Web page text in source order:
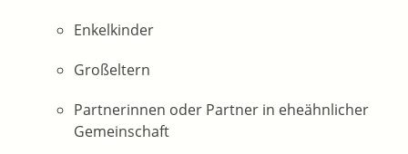
Enkelkinder
Großeltern
Partnerinnen oder Partner in eheähnlicher
Gemeinschaft